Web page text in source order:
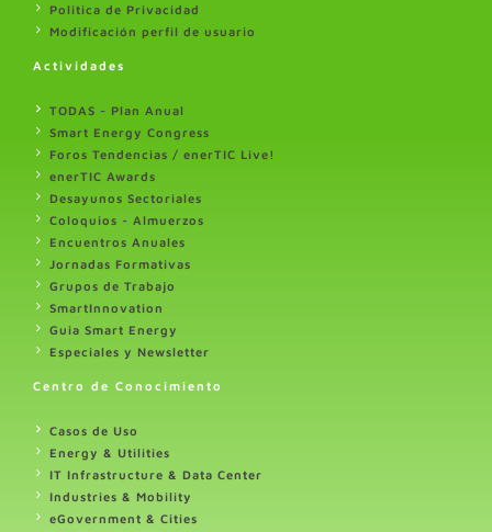
Politica de Privacidad
Modificación perfil de usuario
Actividades
TODAS - Plan Anual
Smart Energy Congress
Foros Tendencias / enerTIC Live!
enerTIC Awards
Desayunos Sectoriales
Coloquios - Almuerzos
Encuentros Anuales
Jornadas Formativas
Grupos de Trabajo
SmartInnovation
Guia Smart Energy
Especiales y Newsletter
Centro de Conocimiento
Casos de Uso
Energy & Utilities
IT Infrastructure & Data Center
Industries & Mobility
eGovernment & Cities